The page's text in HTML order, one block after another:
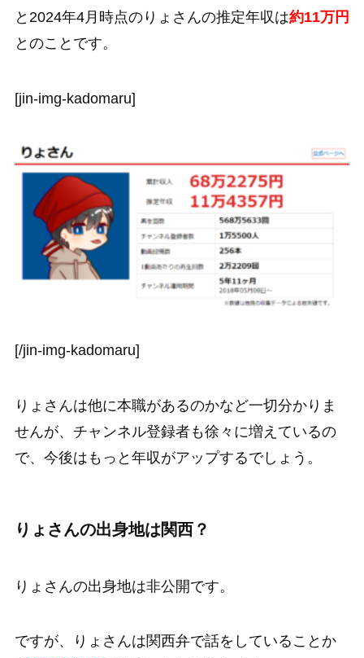
と2024年4月時点のりょさんの推定年収は約11万円
とのことです。
[jin-img-kadomaru]
[/jin-img-kadomaru]
りょさんは他に本職があるのかなど一切分かりま
せんが、チャンネル登録者も徐々に増えているの
で、今後はもっと年収がアップするでしょう。
りょさんの出身地は関西？
りょさんの出身地は非公開です。
ですが、りょさんは関西弁で話をしていることか